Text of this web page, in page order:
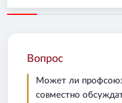
Вопрос
Может ли
совместно